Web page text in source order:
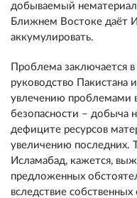
добываемый
Ближнем Востоке даёт
аккумулировать.
Проблема заключается
руководство Пакистана
увлечению проблемами
безопасности – добыча
дефиците ресурсов
увеличению последних.
Исламабад, кажется,
предложенных
вследствие